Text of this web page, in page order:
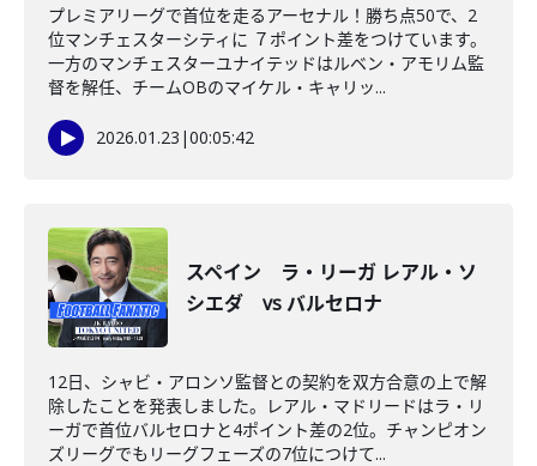
プレミアリーグで首位を走るアーセナル！勝ち点50で、2
位マンチェスターシティに ７ポイント差をつけています。
一方のマンチェスターユナイテッドはルベン・アモリム監
督を解任、チームOBのマイケル・キャリッ...
2026.01.23 |00:05:42
スペイン ラ・リーガ レアル・ソ
シエダ vs バルセロナ
12日、シャビ・アロンソ監督との契約を双方合意の上で解
除したことを発表しました。レアル・マドリードはラ・リ
ーガで首位バルセロナと4ポイント差の2位。チャンピオン
ズリーグでもリーグフェーズの7位につけて...